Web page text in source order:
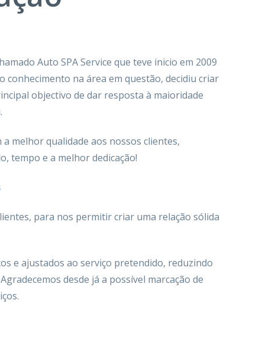
Auto SPA Service que teve inicio em 2009
conhecimento na área em questão, decidiu criar
objectivo de dar resposta à maioridade
melhor qualidade aos nossos clientes,
tempo e a melhor dedicação!
para nos permitir criar uma relação sólida
e ajustados ao serviço pretendido, reduzindo
desde já a possível marcação de